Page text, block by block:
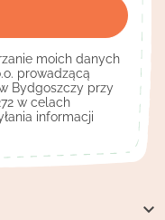

moich danych
prowadzącą
Bydgoszczy przy
w celach
informacji